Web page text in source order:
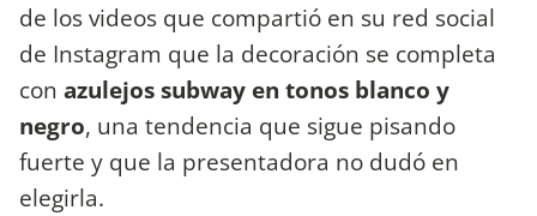
de los videos que compartió en su red social
de Instagram que la decoración se completa
con azulejos subway en tonos blanco y
negro, una tendencia que sigue pisando
fuerte y que la presentadora no dudó en
elegirla.